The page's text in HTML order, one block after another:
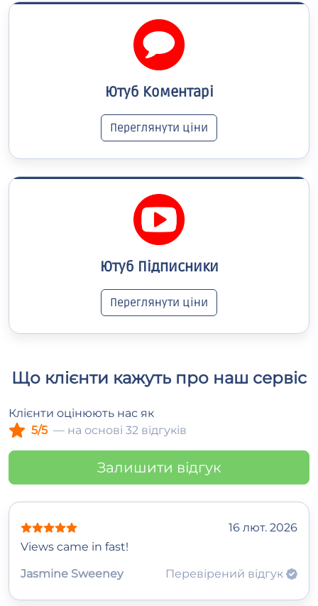
Ютуб Коментарі
Переглянути ціни
Ютуб Підписники
Переглянути ціни
Що клієнти кажуть про наш сервіс
Клієнти оцінюють нас як
5/5 — на основі 32 відгуків
Залишити відгук
16 лют. 2026
Views came in fast!
Jasmine Sweeney
Перевірений відгук